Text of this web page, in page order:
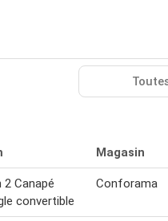
Magasin
2 Canapé
convertible
Conforama